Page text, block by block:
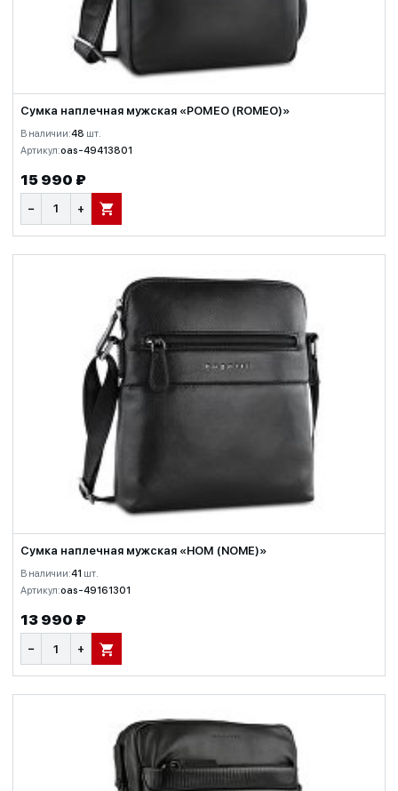
Сумка наплечная мужская «РОМЕО (ROMEO)»
В наличии:48 шт.
Артикул:oas-49413801
15 990 ₽
− + В КОРЗИНУ
Сумка наплечная мужская «НОМ (NOME)»
В наличии:41 шт.
Артикул:oas-49161301
13 990 ₽
− + В КОРЗИНУ